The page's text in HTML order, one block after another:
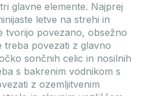
glavne elemente. Najprej
letve na strehi in
tvorijo povezano, obsežno
treba povezati z glavno
sončnih celic in nosilnih
s bakrenim vodnikom s
z ozemljitvenim